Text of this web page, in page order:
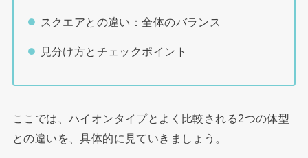
スクエアとの違い：全体のバランス
見分け方とチェックポイント
ここでは、ハイオンタイプとよく比較される2つの体型
との違いを、具体的に見ていきましょう。